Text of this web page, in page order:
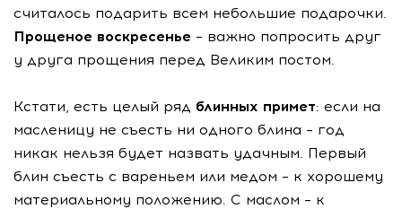
считалось подарить всем небольшие подарочки.
Прощеное воскресенье – важно попросить друг
у друга прощения перед Великим постом.
Кстати, есть целый ряд блинных примет: если на
масленицу не съесть ни одного блина – год
никак нельзя будет назвать удачным. Первый
блин съесть с вареньем или медом – к хорошему
материальному положению. С маслом – к